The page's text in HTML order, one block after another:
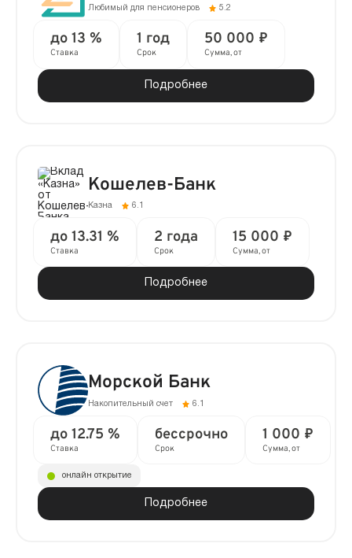
Любимый для пенсионеров 5.2
до 13 %
Ставка
1 год
Срок
50 000 ₽
Сумма, от
Подробнее
Кошелев-Банк
Казна 6.1
до 13.31 %
Ставка
2 года
Срок
15 000 ₽
Сумма, от
Подробнее
Морской Банк
Накопительный счет 6.1
до 12.75 %
Ставка
бессрочно
Срок
1 000 ₽
Сумма, от
Подробнее
онлайн открытие